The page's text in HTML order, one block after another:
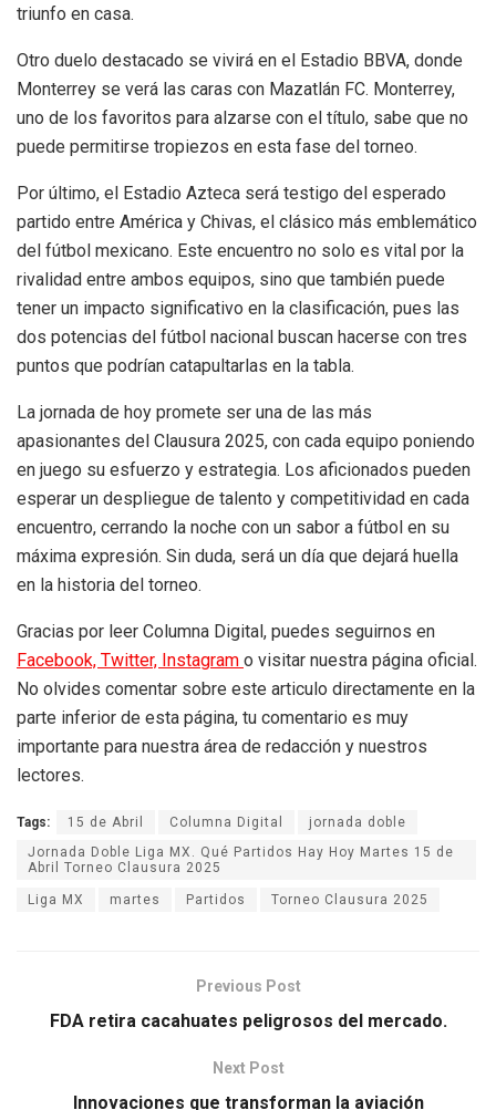
triunfo en casa.
Otro duelo destacado se vivirá en el Estadio BBVA, donde
Monterrey se verá las caras con Mazatlán FC. Monterrey,
uno de los favoritos para alzarse con el título, sabe que no
puede permitirse tropiezos en esta fase del torneo.
Por último, el Estadio Azteca será testigo del esperado
partido entre América y Chivas, el clásico más emblemático
del fútbol mexicano. Este encuentro no solo es vital por la
rivalidad entre ambos equipos, sino que también puede
tener un impacto significativo en la clasificación, pues las
dos potencias del fútbol nacional buscan hacerse con tres
puntos que podrían catapultarlas en la tabla.
La jornada de hoy promete ser una de las más
apasionantes del Clausura 2025, con cada equipo poniendo
en juego su esfuerzo y estrategia. Los aficionados pueden
esperar un despliegue de talento y competitividad en cada
encuentro, cerrando la noche con un sabor a fútbol en su
máxima expresión. Sin duda, será un día que dejará huella
en la historia del torneo.
Gracias por leer Columna Digital, puedes seguirnos en
Facebook, Twitter, Instagram o visitar nuestra página oficial.
No olvides comentar sobre este articulo directamente en la
parte inferior de esta página, tu comentario es muy
importante para nuestra área de redacción y nuestros
lectores.
Tags: 15 de Abril Columna Digital
jornada doble
Jornada Doble Liga MX. Qué Partidos Hay Hoy Martes 15 de
Abril Torneo Clausura 2025
Liga MX martes Partidos Torneo Clausura 2025
Previous Post
FDA retira cacahuates peligrosos del mercado.
Next Post
Innovaciones que transforman la aviación